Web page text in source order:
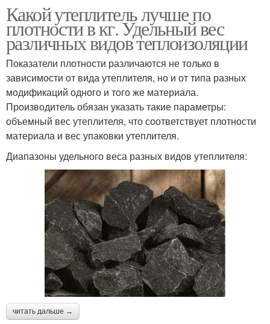
Какой утеплитель лучше по
плотности в кг. Удельный вес
различных видов теплоизоляции
Показатели плотности различаются не только в
зависимости от вида утеплителя, но и от типа разных
модификаций одного и того же материала.
Производитель обязан указать такие параметры:
объемный вес утеплителя, что соответствует плотности
материала и вес упаковки утеплителя.
Диапазоны удельного веса разных видов утеплителя:
читать дальше →